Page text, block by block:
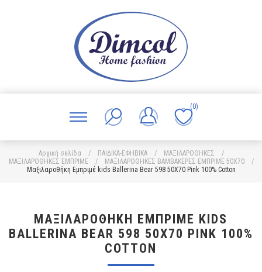
(0)
Αρχική σελίδα / ΠΑΙΔΙΚΑ-ΕΦΗΒΙΚΑ / ΜΑΞΙΛΑΡΟΘΗΚΕΣ
/
ΜΑΞΙΛΑΡΟΘΗΚΕΣ ΕΜΠΡΙΜΕ
/ ΜΑΞΙΛΑΡΟΘΗΚΕΣ ΒΑΜΒΑΚΕΡΕΣ ΕΜΠΡΙΜΕ 50X70
/
Μαξιλαροθήκη Εμπριμέ kids Ballerina Bear 598 50X70 Pink 100% Cotton
ΜΑΞΙΛΑΡΟΘΉΚΗ ΕΜΠΡΙΜΈ KIDS
BALLERINA BEAR 598 50X70 PINK 100%
COTTON